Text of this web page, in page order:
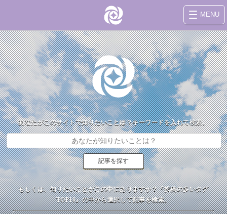
MENU
あなたがこのサイトで知りたいことは？キーワードを入れて検索。
もしくは、知りたいことがこの中にありますか？『投稿の多いタグ
TOP10』の中から選択して記事を検索。